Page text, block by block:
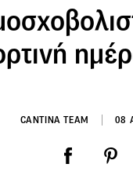
CANTINA TEAM 08